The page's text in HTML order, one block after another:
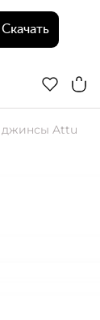
Скачать
Attu